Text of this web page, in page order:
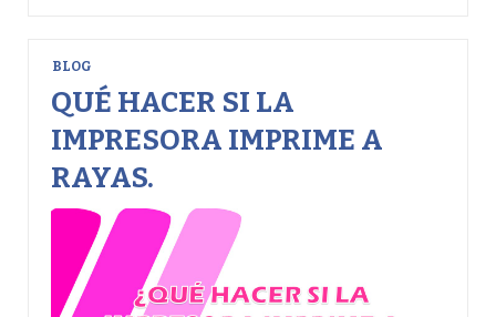
QUÉ HACER SI LA
IMPRESORA IMPRIME A
RAYAS.
BLOG